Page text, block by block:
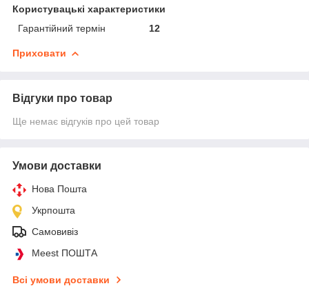
Користувацькі характеристики
Гарантійний термін
12
Приховати
Відгуки про товар
Ще немає відгуків про цей товар
Умови доставки
Нова Пошта
Укрпошта
Самовивіз
Meest ПОШТА
Всі умови доставки